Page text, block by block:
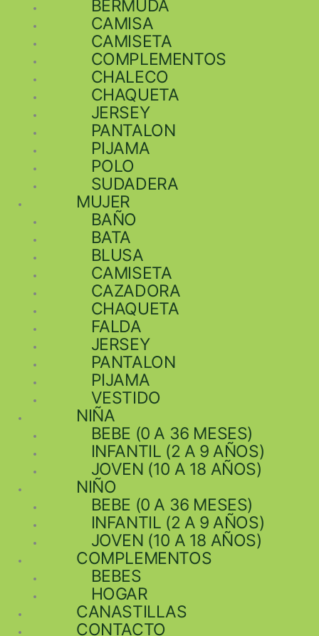
BERMUDA
CAMISA
CAMISETA
COMPLEMENTOS
CHALECO
CHAQUETA
JERSEY
PANTALON
PIJAMA
POLO
SUDADERA
MUJER
BAÑO
BATA
BLUSA
CAMISETA
CAZADORA
CHAQUETA
FALDA
JERSEY
PANTALON
PIJAMA
VESTIDO
NIÑA
BEBE (0 A 36 MESES)
INFANTIL (2 A 9 AÑOS)
JOVEN (10 A 18 AÑOS)
NIÑO
BEBE (0 A 36 MESES)
INFANTIL (2 A 9 AÑOS)
JOVEN (10 A 18 AÑOS)
COMPLEMENTOS
BEBES
HOGAR
CANASTILLAS
CONTACTO